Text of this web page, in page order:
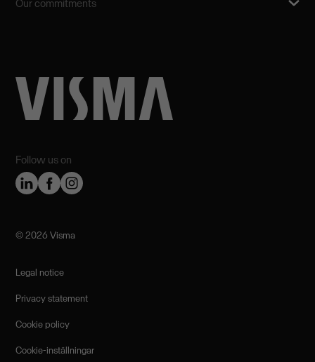
Follow us on
Our commitments
©️ 2026 Visma
Legal notice
Privacy statement
Cookie policy
Cookie-inställningar